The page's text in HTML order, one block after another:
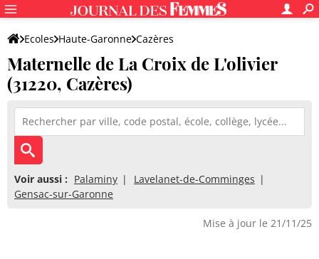
Ecoles Haute-Garonne Cazères
Maternelle de La Croix de L'olivier
Maternelle de La Croix de L'olivier
(31220, Cazères)
Voir aussi : Palaminy
Lavelanet-de-Comminges
Gensac-sur-Garonne
Mise à jour le 21/11/25